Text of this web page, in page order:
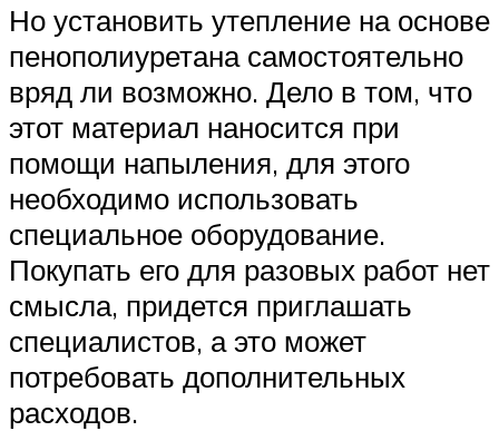
Но установить утепление на основе
пенополиуретана самостоятельно
вряд ли возможно. Дело в том, что
этот материал наносится при
помощи напыления, для этого
необходимо использовать
специальное оборудование.
Покупать его для разовых работ нет
смысла, придется приглашать
специалистов, а это может
потребовать дополнительных
расходов.